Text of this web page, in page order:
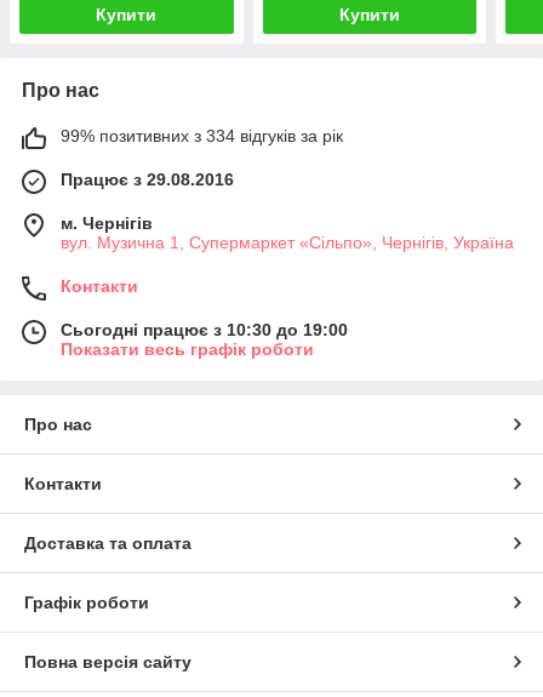
Купити Купити
Про нас
99% позитивних з 334 відгуків за рік
Працює з 29.08.2016
м. Чернігів
вул. Музична 1, Супермаркет «Сільпо», Чернігів, Україна
Контакти
Сьогодні працює з 10:30 до 19:00
Показати весь графік роботи
Про нас
Контакти
Доставка та оплата
Графік роботи
Повна версія сайту